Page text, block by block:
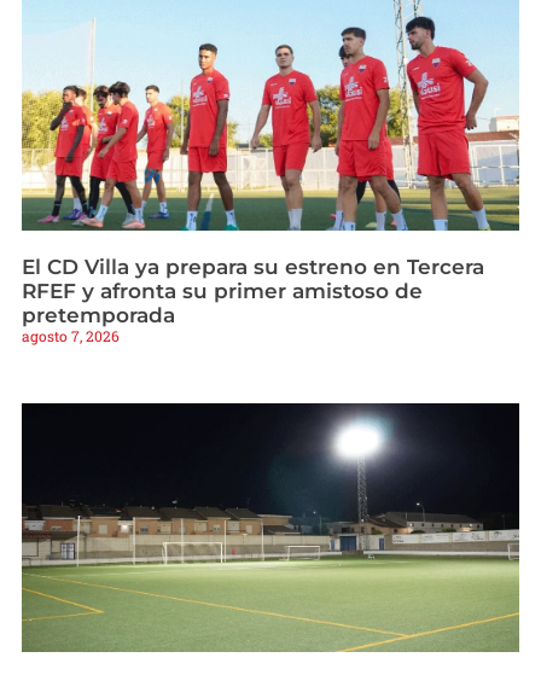
El CD Villa ya prepara su estreno en Tercera
RFEF y afronta su primer amistoso de
pretemporada
agosto 7, 2026